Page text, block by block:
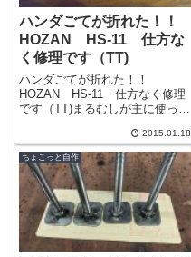
ハンダごてが折れた！！
HOZAN HS-11 仕方な
く修理です（TT)
ハンダごてが折れた！！
HOZAN HS-11 仕方なく修理
です（TT)まるむしが主に使って
うハンダごてです。非常に軽量、
小...
2015.01.18
ちょこっと自作